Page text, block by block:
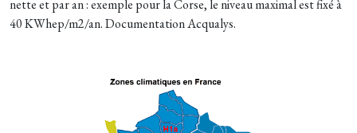
nette et par an : exemple pour la Corse, le niveau maximal est fixé à
40 KWhep/m2/an. Documentation Acqualys.